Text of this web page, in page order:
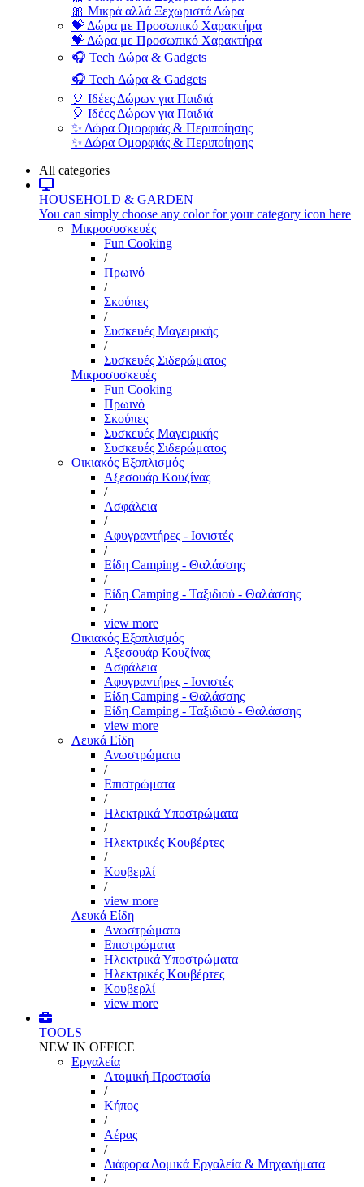
🎀 Μικρά αλλά Ξεχωριστά Δώρα
💝 Δώρα με Προσωπικό Χαρακτήρα
💝 Δώρα με Προσωπικό Χαρακτήρα
🎧 Tech Δώρα & Gadgets
🎧 Tech Δώρα & Gadgets
🎈 Ιδέες Δώρων για Παιδιά
🎈 Ιδέες Δώρων για Παιδιά
✨ Δώρα Ομορφιάς & Περιποίησης
✨ Δώρα Ομορφιάς & Περιποίησης
All categories
HOUSEHOLD & GARDEN
You can simply choose any color for your category icon here
Μικροσυσκευές
Fun Cooking
/
Πρωινό
/
Σκούπες
/
Συσκευές Μαγειρικής
/
Συσκευές Σιδερώματος
Μικροσυσκευές
Fun Cooking
Πρωινό
Σκούπες
Συσκευές Μαγειρικής
Συσκευές Σιδερώματος
Οικιακός Εξοπλισμός
Αξεσουάρ Κουζίνας
/
Ασφάλεια
/
Αφυγραντήρες - Ιονιστές
/
Είδη Camping - Θαλάσσης
/
Είδη Camping - Ταξιδιού - Θαλάσσης
/
view more
Οικιακός Εξοπλισμός
Αξεσουάρ Κουζίνας
Ασφάλεια
Αφυγραντήρες - Ιονιστές
Είδη Camping - Θαλάσσης
Είδη Camping - Ταξιδιού - Θαλάσσης
view more
Λευκά Είδη
Ανωστρώματα
/
Επιστρώματα
/
Ηλεκτρικά Υποστρώματα
/
Ηλεκτρικές Κουβέρτες
/
Κουβερλί
/
view more
Λευκά Είδη
Ανωστρώματα
Επιστρώματα
Ηλεκτρικά Υποστρώματα
Ηλεκτρικές Κουβέρτες
Κουβερλί
view more
TOOLS
NEW IN OFFICE
Εργαλεία
Aτομική Προστασία
/
Kήπος
/
Αέρας
/
Διάφορα Δομικά Εργαλεία & Μηχανήματα
/